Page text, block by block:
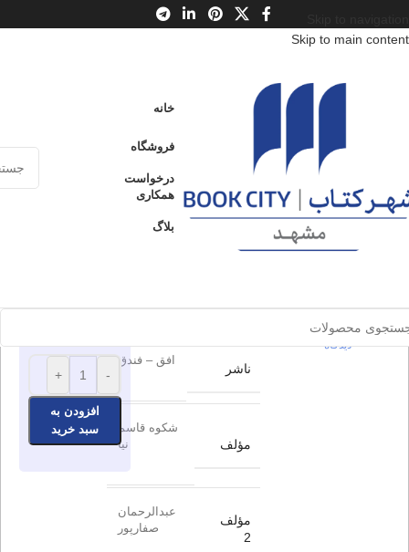
Skip to main content
خانه
فروشگاه
درخواست
همکاری
بلاگ
محصولات / کتاب کودک و نوجوان
0 بدون
دیدگاه
خوانم 2 :
ناشر
افق – فندق
مؤلف
شکوه قاسم
نیا
مؤلف
2
عبدالرحمان
صفارپور
-
+
افزودن به
سبد خرید